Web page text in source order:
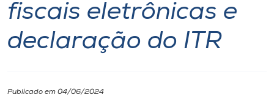
Unoesc
fiscais eletrônicas e
declaração do ITR
Publicado em 04/06/2024